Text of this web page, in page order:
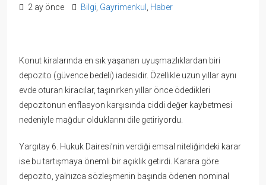
2 ay önce Bilgi Gayrimenkul Haber
Konut kiralarında en sık yaşanan uyuşmazlıklardan biri
depozito (güvence bedeli) iadesidir. Özellikle uzun yıllar aynı
evde oturan kiracılar, taşınırken yıllar önce ödedikleri
depozitonun enflasyon karşısında ciddi değer kaybetmesi
nedeniyle mağdur olduklarını dile getiriyordu.
Yargıtay 6. Hukuk Dairesi’nin verdiği emsal niteliğindeki karar
ise bu tartışmaya önemli bir açıklık getirdi. Karara göre
depozito, yalnızca sözleşmenin başında ödenen nominal